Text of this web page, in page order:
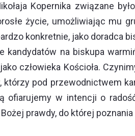
Kopernika związane
życie, umożliwiając
konkretnie, jako doradca
kandydatów na biskupa
człowieka Kościoła.
którzy pod przewodnictwem
ofiarujemy w intencji o
prawdy, do której